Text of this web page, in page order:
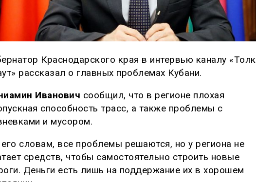
Краснодарского края в интервью каналу «Толк
рассказал о главных проблемах Кубани.
Иванович сообщил, что в регионе плохая
способность трасс, а также проблемы с
и мусором.
словам, все проблемы решаются, но у региона не
средств, чтобы самостоятельно строить новые
Деньги есть лишь на поддержание их в хорошем